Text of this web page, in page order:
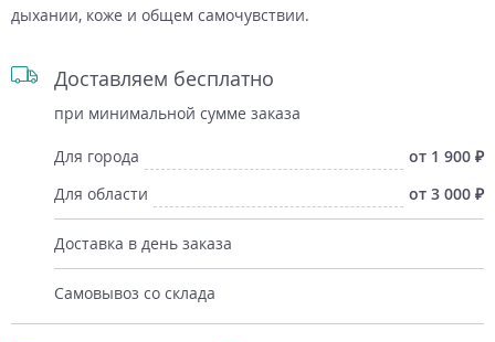
дыхании, коже и общем самочувствии.
Доставляем бесплатно
при минимальной сумме заказа
Для города
от 1 900
Для области
от 3 000
Доставка в день заказа
Самовывоз со склада